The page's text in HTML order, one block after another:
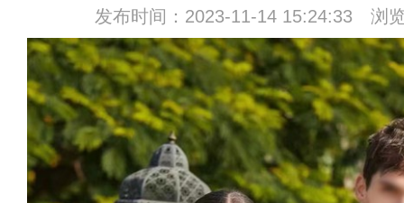
发布时间：2023-11-14 15:24:33 浏